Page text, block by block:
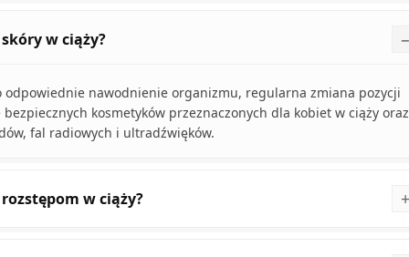
w ciąży?
nawodnienie organizmu, regularna zmiana pozycji
kosmetyków przeznaczonych dla kobiet w ciąży oraz
fal radiowych i ultradźwięków.
w ciąży?